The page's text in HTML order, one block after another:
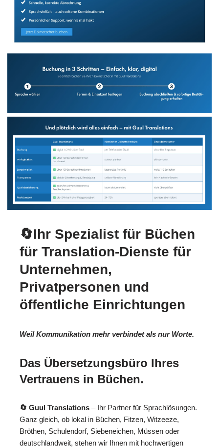
🔄Ihr Spezialist für Büchen
für Translation-Dienste für
Unternehmen,
Privatpersonen und
öffentliche Einrichtungen
Weil Kommunikation mehr verbindet als nur Worte.
Das Übersetzungsbüro Ihres
Vertrauens in Büchen.
🔄 Guul Translations – Ihr Partner für Sprachlösungen.
Ganz gleich, ob lokal in Büchen, Fitzen, Witzeeze,
Bröthen, Schulendorf, Siebeneichen, Müssen oder
deutschlandweit, stehen wir Ihnen mit hochwertigen